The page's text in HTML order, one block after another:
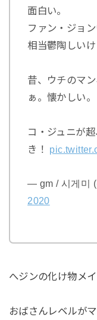
面白い。
ファン・ジョ
相当鬱陶しいけ
昔、ウチのマ
ぁ。懐かしい。
コ・ジュニが
き！
— gm / 시게미
2020
へジンの化け物メ
おばさんレベルが